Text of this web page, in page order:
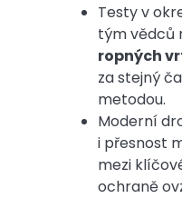
Testy v
tým vědců
ropných
za stejný
metodou.
Moderní
i přesnost
mezi
ochraně